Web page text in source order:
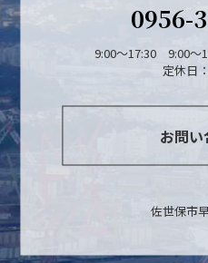
0956-
9:00～17:30 9:00～
定休日
お問い
佐世保市